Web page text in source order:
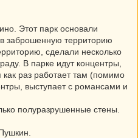
Этот парк основали
заброшенную территорию
сделали несколько
В парке идут концентры,
раз работает там (помимо
выступает с романсами и
полуразрушенные стены.